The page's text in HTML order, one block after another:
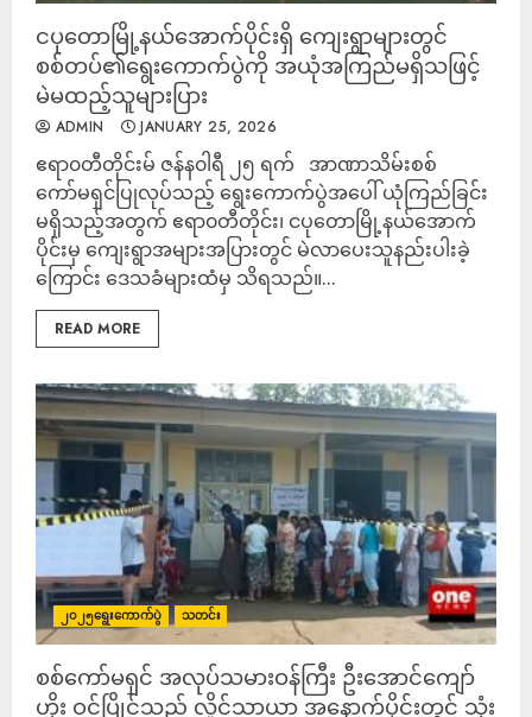
ငပုတောမြို့နယ်အောက်ပိုင်းရှိ ကျေးရွာများတွင်
စစ်တပ်၏ရွေးကောက်ပွဲကို အယုံအကြည်မရှိသဖြင့်
မဲမထည့်သူများပြား
ADMIN JANUARY 25, 2026
ဧရာ၀တီတိုင်းမ် ဇန်န၀ါရီ ၂၅ ရက် အာဏာသိမ်းစစ်
ကော်မရှင်ပြုလုပ်သည့် ရွေးကောက်ပွဲအပေါ် ယုံကြည်ခြင်း
မရှိသည့်အတွက် ဧရာ၀တီတိုင်း၊ ငပုတောမြို့နယ်အောက်
ပိုင်းမှ ကျေးရွာအများအပြားတွင် မဲလာပေးသူနည်းပါးခဲ့
ကြောင်း ဒေသခံများထံမှ သိရသည်။...
READ MORE
၂၀၂၅ရွေးကောက်ပွဲ သတင်း
စစ်ကော်မရှင် အလုပ်သမားဝန်ကြီး ဦးအောင်ကျော်
ဟိုး ဝင်ပြိုင်သည့် လှိုင်သာယာ အနောက်ပိုင်းတွင် သုံး